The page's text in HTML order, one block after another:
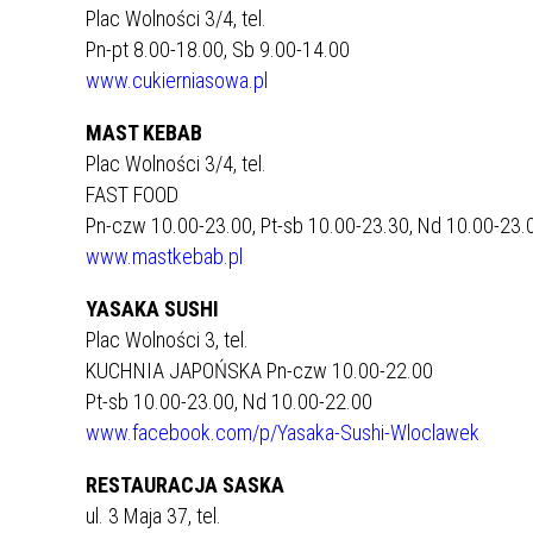
Plac Wolności 3/4, tel.
Pn-pt 8.00-18.00, Sb 9.00-14.00
www.cukierniasowa.pl
MAST KEBAB
Plac Wolności 3/4, tel.
FAST FOOD
Pn-czw 10.00-23.00, Pt-sb 10.00-23.30, Nd 10.00-
www.mastkebab.pl
YASAKA SUSHI
Plac Wolności 3, tel.
KUCHNIA JAPOŃSKA Pn-czw 10.00-22.00
Pt-sb 10.00-23.00, Nd 10.00-22.00
www.facebook.com/p/Yasaka-Sushi-Wloclawek
RESTAURACJA SASKA
ul. 3 Maja 37, tel.